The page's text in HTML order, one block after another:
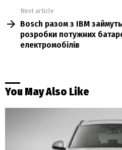
Next article
Bosch разом з IBM
розробки потужних
електромобілів
You May Also Like